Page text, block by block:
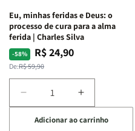
Eu, minhas feridas e Deus: o
processo de cura para a alma
ferida | Charles Silva
-58%
Preço
normal
De:R$ 59,90
Preço
promocional
R$ 24,90
Diminuir
a
quantidade
Aumentar
a
quantidade
Adicionar ao carrinho